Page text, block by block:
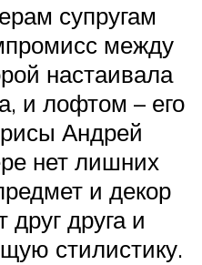
супругам
между
настаивала
и лофтом – его
Андрей
нет лишних
и декор
друга и
стилистику.